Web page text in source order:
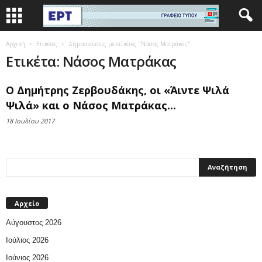
Αρχική Ετικέτες Δημοσιεύσεις με ετικέτες "Νάσος Ματράκας"
Ετικέτα: Νάσος Ματράκας
Ο Δημήτρης Ζερβουδάκης, οι «Άιντε Ψιλά
Ψιλά» και ο Νάσος Ματράκας...
18 Ιουλίου 2017
Αρχείο
Αύγουστος 2026
Ιούλιος 2026
Ιούνιος 2026